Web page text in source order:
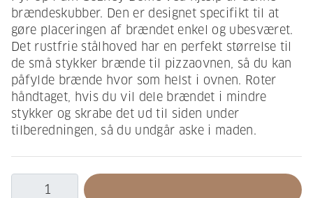
brændeskubber. Den er designet specifikt til at
gøre placeringen af brændet enkel og ubesværet.
Det rustfrie stålhoved har en perfekt størrelse til
de små stykker brænde til pizzaovnen, så du kan
påfylde brænde hvor som helst i ovnen. Roter
håndtaget, hvis du vil dele brændet i mindre
stykker og skrabe det ud til siden under
tilberedningen, så du undgår aske i maden.